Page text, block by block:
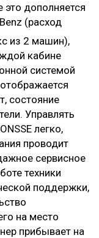
это дополняется
(расход
из 2 машин),
кабине
системой
состояние
Управлять
легко,
проводит
сервисное
техники
поддержки,
на место
прибывает на